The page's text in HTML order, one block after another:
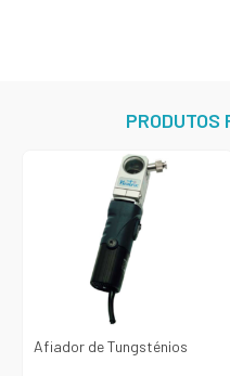
PRODUTOS
Afiador de Tungsténios